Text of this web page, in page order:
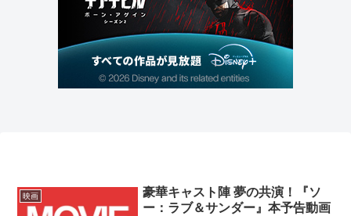
映画
豪華キャスト陣 夢の共演！『ソ
ー：ラブ＆サンダー』本予告動画